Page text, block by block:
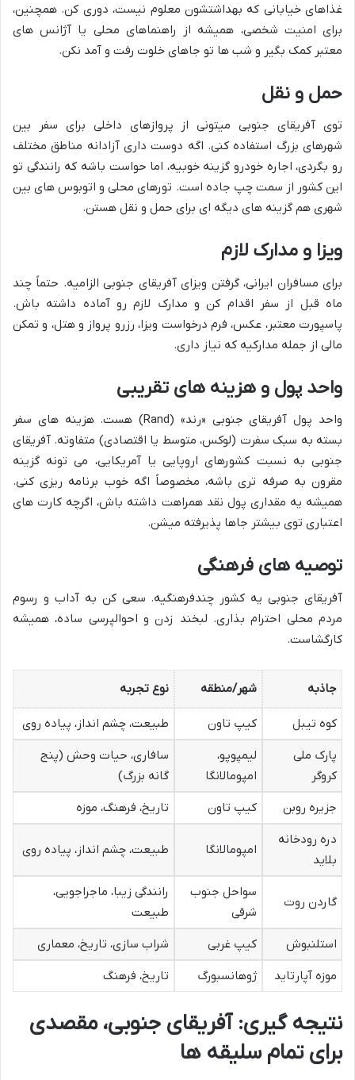
غذاهای خیابانی که بهداشتشون معلوم نیست، دوری کن. همچنین،
برای امنیت شخصی، همیشه از راهنماهای محلی یا آژانس های
معتبر کمک بگیر و شب ها تو جاهای خلوت رفت و آمد نکن.
حمل و نقل
توی آفریقای جنوبی میتونی از پروازهای داخلی برای سفر بین
شهرهای بزرگ استفاده کنی. اگه دوست داری آزادانه مناطق مختلف
رو بگردی، اجاره خودرو گزینه خوبیه، اما حواست باشه که رانندگی تو
این کشور از سمت چپ جاده است. تورهای محلی و اتوبوس های بین
شهری هم گزینه های دیگه ای برای حمل و نقل هستن.
ویزا و مدارک لازم
برای مسافران ایرانی، گرفتن ویزای آفریقای جنوبی الزامیه. حتماً چند
ماه قبل از سفر اقدام کن و مدارک لازم رو آماده داشته باش.
پاسپورت معتبر، عکس، فرم درخواست ویزا، رزرو پرواز و هتل، و تمکن
مالی از جمله مدارکیه که نیاز داری.
واحد پول و هزینه های تقریبی
واحد پول آفریقای جنوبی «رند» (Rand) هست. هزینه های سفر
بسته به سبک سفرت (لوکس، متوسط یا اقتصادی) متفاوته. آفریقای
جنوبی به نسبت کشورهای اروپایی یا آمریکایی، می تونه گزینه
مقرون به صرفه تری باشه، مخصوصاً اگه خوب برنامه ریزی کنی.
همیشه یه مقداری پول نقد همراهت داشته باش، اگرچه کارت های
اعتباری توی بیشتر جاها پذیرفته میشن.
توصیه های فرهنگی
آفریقای جنوبی یه کشور چندفرهنگیه. سعی کن به آداب و رسوم
مردم محلی احترام بذاری. لبخند زدن و احوالپرسی ساده، همیشه
کارگشاست.
جاذبه شهر/منطقه نوع تجربه
کوه تیبل کیپ تاون
طبیعت، چشم انداز، پیاده روی
پارک ملی
کروگر
لیمپوپو،
امپومالانگا
سافاری، حیات وحش (پنج
گانه بزرگ)
جزیره روبن
کیپ تاون
تاریخ، فرهنگ، موزه
دره رودخانه
بلاید
امپومالانگا طبیعت، چشم انداز، پیاده روی
گاردن روت
سواحل جنوب
شرقی
رانندگی زیبا، ماجراجویی،
طبیعت
استلنبوش
کیپ غربی
شراب سازی، تاریخ، معماری
موزه آپارتاید
ژوهانسبورگ تاریخ، فرهنگ
نتیجه گیری: آفریقای جنوبی، مقصدی
برای تمام سلیقه ها